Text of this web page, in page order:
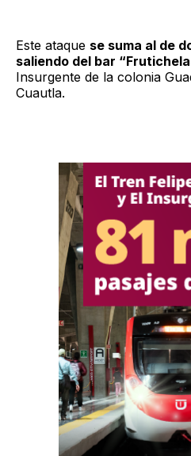
Este ataque se suma al de
saliendo del bar
Insurgente de la colonia
Cuautla.